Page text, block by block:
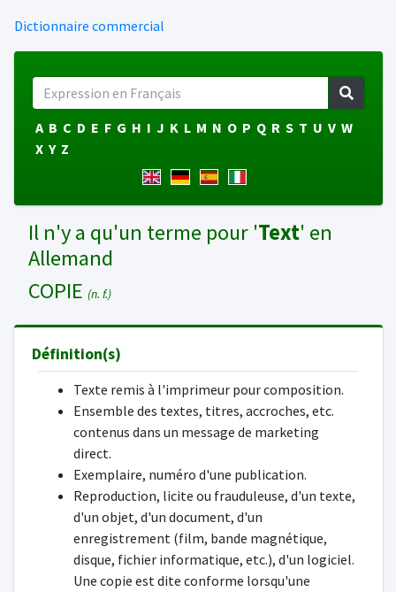
Dictionnaire commercial
A B C D E F G H I J K L M N O P Q R S T U V W
X Y Z
Il n'y a qu'un terme pour 'Text' en
Allemand
COPIE (n. f.)
Définition(s)
Texte remis à l'imprimeur pour composition.
Ensemble des textes, titres, accroches, etc.
contenus dans un message de marketing
direct.
Exemplaire, numéro d'une publication.
Reproduction, licite ou frauduleuse, d'un texte,
d'un objet, d'un document, d'un
enregistrement (film, bande magnétique,
disque, fichier informatique, etc.), d'un logiciel.
Une copie est dite conforme lorsqu'une